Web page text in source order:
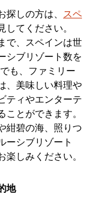
しの方は、 スペ
してください。
で、スペインは世
シブリゾート数を
も、ファミリー
、美味しい料理や
ティやエンターテ
とができます。
紺碧の海、照りつ
ーシブリゾート
しみください。
地